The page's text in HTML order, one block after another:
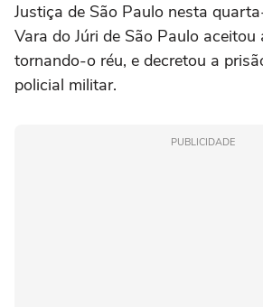
Justiça de São Paulo nesta
Vara do Júri de São Paulo aceitou
tornando-o réu, e decretou a
policial militar.
PUBLICIDADE